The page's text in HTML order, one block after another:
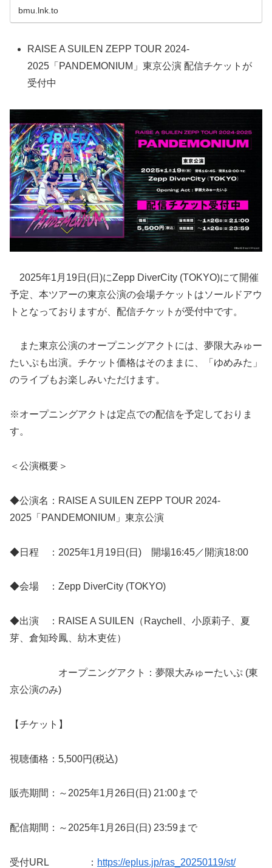
bmu.lnk.to
RAISE A SUILEN ZEPP TOUR 2024-
2025「PANDEMONIUM」東京公演 配信チケットが
受付中
2025年1月19日(日)にZepp DiverCity (TOKYO)にて開催
予定、本ツアーの東京公演の会場チケットはソールドアウ
トとなっておりますが、配信チケットが受付中です。
また東京公演のオープニングアクトには、夢限大みゅー
たいぷも出演。チケット価格はそのままに、「ゆめみた」
のライブもお楽しみいただけます。
※オープニングアクトは定点での配信を予定しておりま
す。
＜公演概要＞
◆公演名：RAISE A SUILEN ZEPP TOUR 2024-
2025「PANDEMONIUM」東京公演
◆日程 ：2025年1月19日(日) 開場16:45／開演18:00
◆会場 ：Zepp DiverCity (TOKYO)
◆出演 ：RAISE A SUILEN（Raychell、小原莉子、夏
芽、倉知玲鳳、紡木吏佐）
オープニングアクト：夢限大みゅーたいぷ (東
京公演のみ)
【チケット】
視聴価格：5,500円(税込)
販売期間：～2025年1月26日(日) 21:00まで
配信期間：～2025年1月26日(日) 23:59まで
受付URL ： https://eplus.jp/ras_20250119/st/